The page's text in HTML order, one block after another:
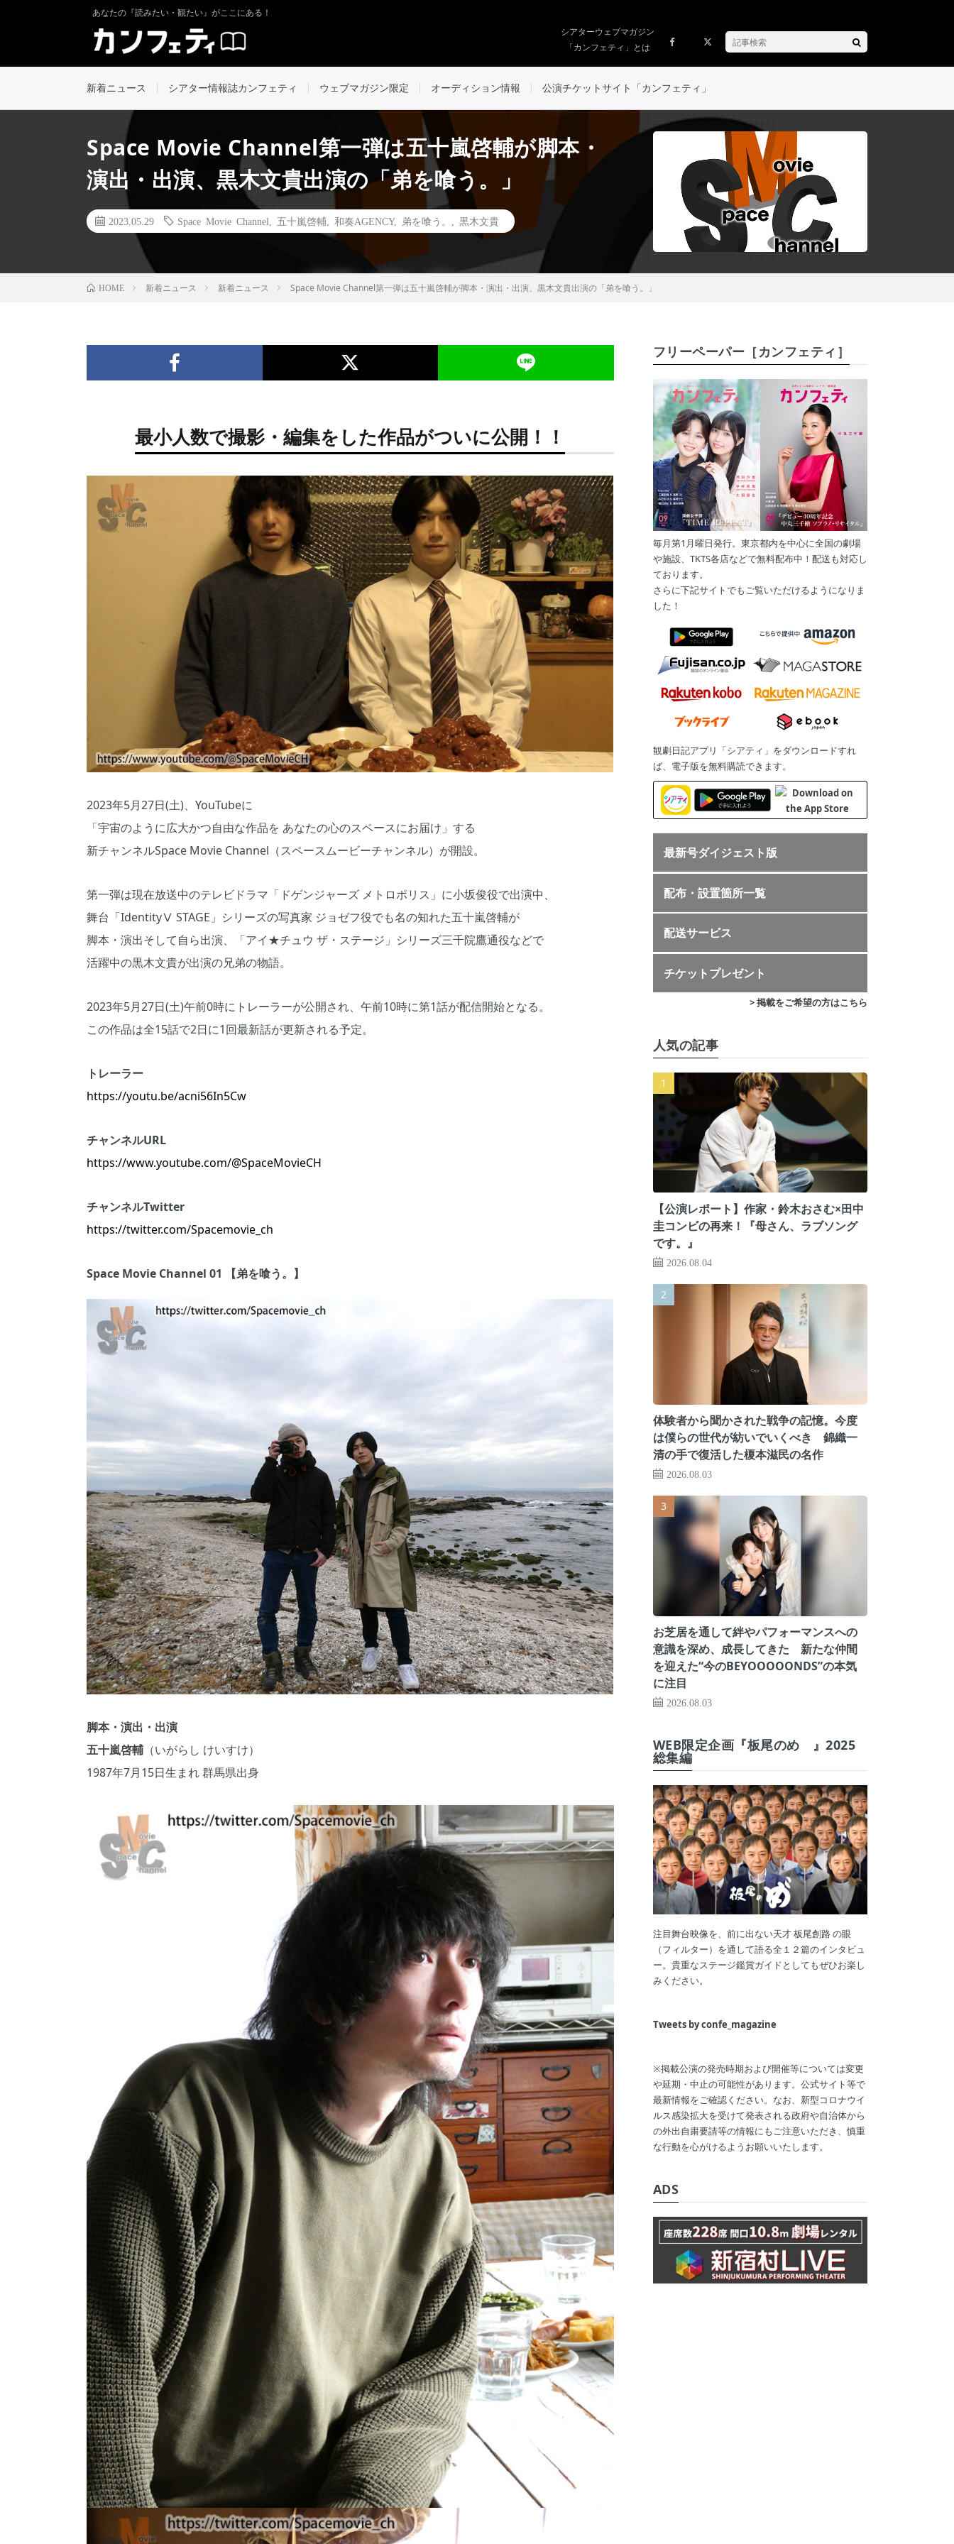
あなたの『読みたい・観たい』がここにある！
シアターウェブマガジン
「カンフェティ」とは
新着ニュース シアター情報誌カンフェティ ウェブマガジン限定 オーディション情報 公演チケットサイト「カンフェティ」
Space Movie Channel第一弾は五十嵐啓輔が脚本・
演出・出演、黒木文貴出演の「弟を喰う。」
2023.05.29 Space Movie Channel 五十嵐啓輔 和奏AGENCY, 弟を喰う。 黒木文貴
HOME 新着ニュース 新着ニュース Space Movie Channel第一弾は五十嵐啓輔が脚本・演出・出演、黒木文貴出演の「弟を喰う。」
最小人数で撮影・編集をした作品がついに公開！！
2023年5月27日(土)、YouTubeに
「宇宙のように広大かつ自由な作品を あなたの心のスペースにお届け」する
新チャンネルSpace Movie Channel（スペースムービーチャンネル）が開設。
第一弾は現在放送中のテレビドラマ「ドゲンジャーズ メトロポリス」に小坂俊役で出演中、
舞台「IdentityⅤ STAGE」シリーズの写真家 ジョゼフ役でも名の知れた五十嵐啓輔が
脚本・演出そして自ら出演、「アイ★チュウ ザ・ステージ」シリーズ三千院鷹通役などで
活躍中の黒木文貴が出演の兄弟の物語。
2023年5月27日(土)午前0時にトレーラーが公開され、午前10時に第1話が配信開始となる。
この作品は全15話で2日に1回最新話が更新される予定。
トレーラー
https://youtu.be/acni56In5Cw
チャンネルURL
https://www.youtube.com/@SpaceMovieCH
チャンネルTwitter
https://twitter.com/Spacemovie_ch
Space Movie Channel 01 【弟を喰う。】
脚本・演出・出演
五十嵐啓輔 （いがらし けいすけ）
1987年7月15日生まれ 群馬県出身
フリーペーパー［カンフェティ］
毎月第1月曜日発行。東京都内を中心に全国の劇場
や施設、TKTS各店などで無料配布中！配送も対応し
ております。
さらに下記サイトでもご覧いただけるようになりま
した！
観劇日記アプリ「シアティ」をダウンロードすれ
ば、電子版を無料購読できます。
最新号ダイジェスト版
配布・設置箇所一覧
配送サービス
チケットプレゼント
> 掲載をご希望の方はこちら
人気の記事
【公演レポート】作家・鈴木おさむ×田中
圭コンビの再来！『母さん、ラブソング
です。』
2026.08.04
体験者から聞かされた戦争の記憶。今度
は僕らの世代が紡いでいくべき 錦織一
清の手で復活した榎本滋民の名作
2026.08.03
お芝居を通して絆やパフォーマンスへの
意識を深め、成長してきた 新たな仲間
を迎えた“今のBEYOOOOONDS”の本気
に注目
2026.08.03
WEB限定企画『板尾のめ゙』2025
総集編
注目舞台映像を、前に出ない天才 板尾創路 の眼
（フィルター）を通して語る全１２篇のインタビュ
ー。貴重なステージ鑑賞ガイドとしてもぜひお楽し
みください。
Tweets by confe_magazine
※掲載公演の発売時期および開催等については変更
や延期・中止の可能性があります。公式サイト等で
最新情報をご確認ください。なお、新型コロナウイ
ルス感染拡大を受けて発表される政府や自治体から
の外出自粛要請等の情報にもご注意いただき、慎重
な行動を心がけるようお願いいたします。
ADS